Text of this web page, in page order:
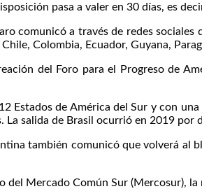
pasa a valer en 30 días, es
comunicó a través de redes
Colombia, Ecuador, Guyana,
del Foro para el Progreso de
Estados de América del Sur y con
salida de Brasil ocurrió en 2019
también comunicó que volverá al
del Mercado Común Sur (Mercosur),